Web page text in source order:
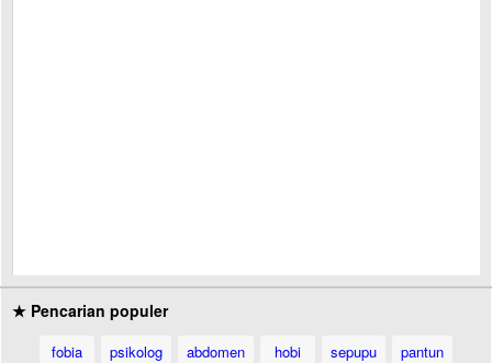
★ Pencarian populer
fobia psikolog abdomen hobi sepupu
pantun